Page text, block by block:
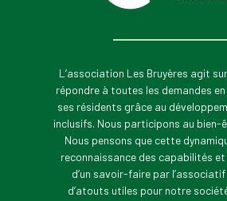
L’association Les Bruyères agit
répondre à toutes les demandes
ses résidents grâce au
inclusifs. Nous participons au bien-
Nous pensons que cette
reconnaissance des capabilités
d’un savoir-faire par
d’atouts utiles pour notre